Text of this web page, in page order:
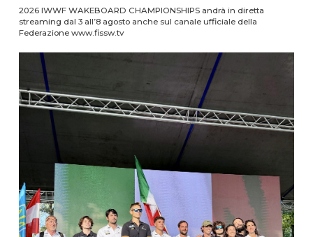
2026 IWWF WAKEBOARD CHAMPIONSHIPS andrà in diretta
streaming dal 3 all’8 agosto anche sul canale ufficiale della
Federazione www.fissw.tv